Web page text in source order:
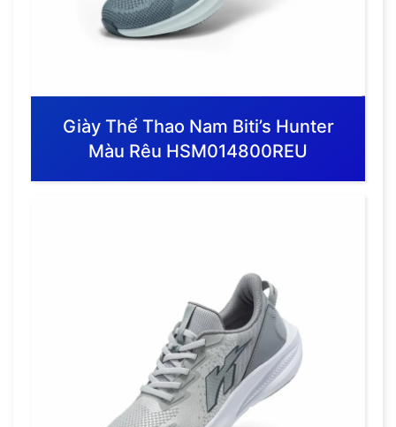
Giày Thể Thao Nam Biti’s Hunter
Màu Rêu HSM014800REU